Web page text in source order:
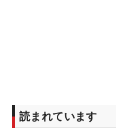
読まれています